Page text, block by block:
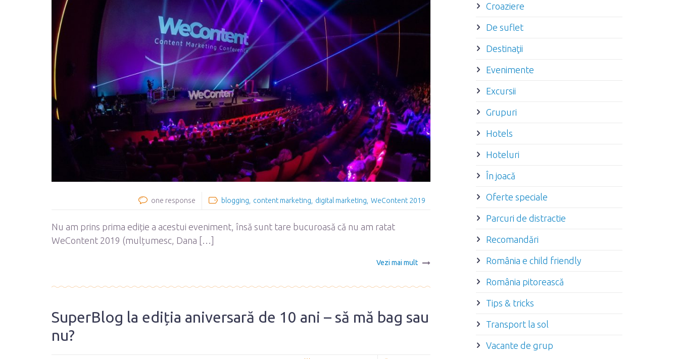
one response blogging content marketing digital marketing WeContent 2019
Nu am prins prima ediție a acestui eveniment, însă sunt tare bucuroasă că nu am ratat
WeContent 2019 (mulțumesc, Dana […]
Vezi mai mult
SuperBlog la ediția aniversară de 10 ani – să mă bag sau
nu?
Croaziere
De suflet
Destinaţii
Evenimente
Excursii
Grupuri
Hotels
Hoteluri
În joacă
Oferte speciale
Parcuri de distractie
Recomandări
România e child friendly
România pitorească
Tips & tricks
Transport la sol
Vacante de grup